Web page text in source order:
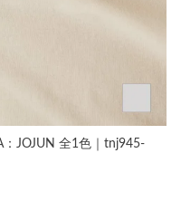
JOJUN 全1色｜tnj945-